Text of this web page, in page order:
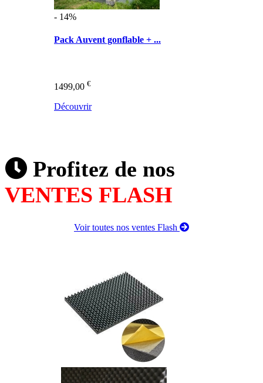
- 14%
Pack Auvent gonflable + ...
1499,00 €
Découvrir
Profitez de nos
VENTES FLASH
Voir toutes nos ventes Flash